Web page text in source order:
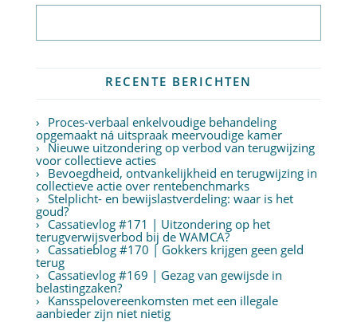
RECENTE BERICHTEN
Proces-verbaal enkelvoudige behandeling
opgemaakt ná uitspraak meervoudige kamer
Nieuwe uitzondering op verbod van terugwijzing
voor collectieve acties
Bevoegdheid, ontvankelijkheid en terugwijzing in
collectieve actie over rentebenchmarks
Stelplicht- en bewijslastverdeling: waar is het
goud?
Cassatievlog #171 | Uitzondering op het
terugverwijsverbod bij de WAMCA?
Cassatieblog #170 | Gokkers krijgen geen geld
terug
Cassatievlog #169 | Gezag van gewijsde in
belastingzaken?
Kansspelovereenkomsten met een illegale
aanbieder zijn niet nietig